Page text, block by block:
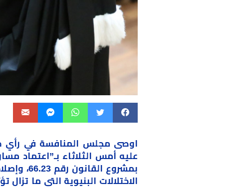
اوصى مجلس المنافسة في رأي
عليه أمس الثلاثاء بـ”اعتماد
بمشروع
الاختلالات البنيوية التي ما